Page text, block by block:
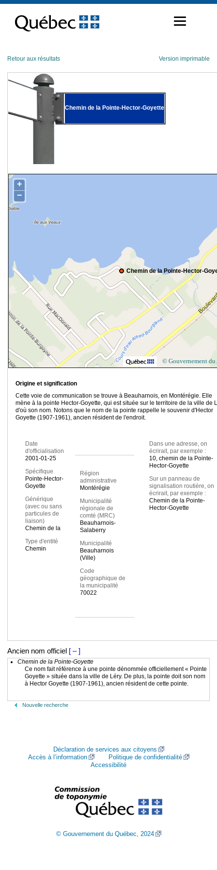
contenu
Retour aux résultats Version imprimable
Chemin de la Pointe-Hector-Goyette
Chemin de la Pointe-Hector-
+
−
© Gouvernement du
Origine et signification
Cette voie de communication se trouve à Beauharnois, en Montérégie. Elle
mène à la pointe Hector-Goyette, qui est située sur le territoire de la ville de
d'où son nom. Notons que le nom de la pointe rappelle le souvenir d'Hector
Goyette (1907-1961), ancien résident de l'endroit.
Date
d'officialisation
2001-01-25
Spécifique
Pointe-Hector-
Goyette
Générique
(avec ou sans
particules de
liaison)
Chemin de la
Type d'entité
Chemin
Région
administrative
Montérégie
Municipalité
régionale de
comté (MRC)
Beauharnois-
Salaberry
Municipalité
Beauharnois
(Ville)
Code
géographique de
la municipalité
70022
Dans une adresse, on
écrirait, par exemple :
10, chemin de la Pointe-
Hector-Goyette
Sur un panneau de
signalisation routière, on
écrirait, par exemple :
Chemin de la Pointe-
Hector-Goyette
Ancien nom officiel [ – ]
Chemin de la Pointe-Goyette
Ce nom fait référence à une pointe dénommée officiellement « Pointe
Goyette » située dans la ville de Léry. De plus, la pointe doit son nom
à Hector Goyette (1907-1961), ancien résident de cette pointe.
Nouvelle recherche
Déclaration de services aux citoyens
Accès à l’information
Politique de confidentialité
Accessibilité
© Gouvernement du Québec, 2024